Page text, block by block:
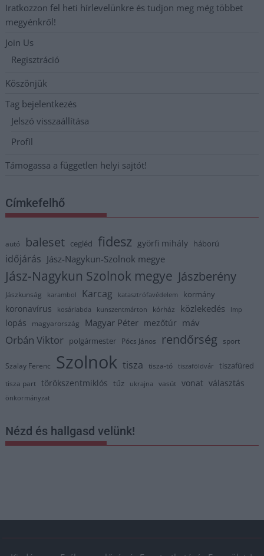
Iratkozzon fel heti hírlevelünkre és tudjon meg még többet
megyénkről!
Join Us
Regisztráció
Köszönjük
Tag bejelentkezés
Jelszó visszaállítása
Profil
Támogassa a független helyi sajtót!
Címkefelhő
autó baleset cegléd fidesz györfi mihály háború
időjárás Jász-Nagykun-Szolnok megye
Jász-Nagykun Szolnok megye Jászberény
Jászkunság karambol Karcag katasztrófavédelem kormány
koronavírus kosárlabda kunszentmárton kórház közlekedés lmp
lopás magyarország Magyar Péter mezőtúr máv
Orbán Viktor polgármester Pócs János rendőrség sport
Szalay Ferenc Szolnok tisza tisza-tó tiszaföldvár tiszafüred
tisza part törökszentmiklós tűz ukrajna vasút vonat választás
önkormányzat
Nézd és hallgasd velünk!